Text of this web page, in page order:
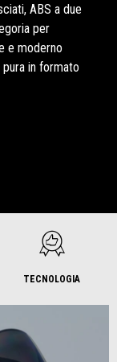
ABS a due
per
e moderno
in formato
TECNOLOGIA